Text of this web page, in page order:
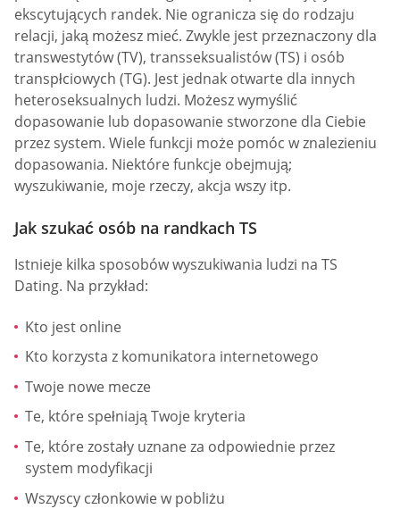
ekscytujących randek. Nie ogranicza się do rodzaju
relacji, jaką możesz mieć. Zwykle jest przeznaczony dla
transwestytów (TV), transseksualistów (TS) i osób
transpłciowych (TG). Jest jednak otwarte dla innych
heteroseksualnych ludzi. Możesz wymyślić
dopasowanie lub dopasowanie stworzone dla Ciebie
przez system. Wiele funkcji może pomóc w znalezieniu
dopasowania. Niektóre funkcje obejmują;
wyszukiwanie, moje rzeczy, akcja wszy itp.
Jak szukać osób na randkach TS
Istnieje kilka sposobów wyszukiwania ludzi na TS
Dating. Na przykład:
Kto jest online
Kto korzysta z komunikatora internetowego
Twoje nowe mecze
Te, które spełniają Twoje kryteria
Te, które zostały uznane za odpowiednie przez
system modyfikacji
Wszyscy członkowie w pobliżu